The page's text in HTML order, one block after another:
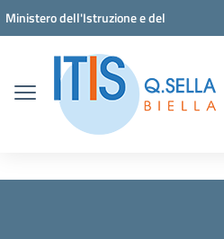
Vai ai contenuti
Vai al menu di navigazione
Vai al footer
Ministero dell'Istruzione e del